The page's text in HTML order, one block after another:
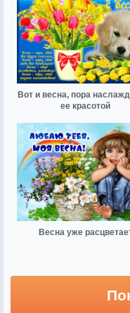
Вот и весна, пора
ее красотой
Весна уже